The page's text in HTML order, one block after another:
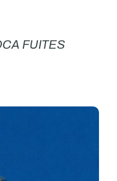
FUITES